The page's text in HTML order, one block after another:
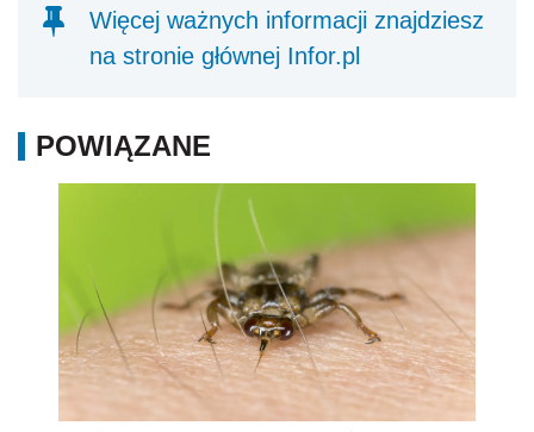
Więcej ważnych informacji znajdziesz
na stronie głównej Infor.pl
POWIĄZANE